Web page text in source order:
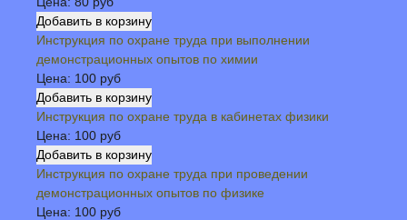
Инструкция по охране труда при выполнении
демонстрационных опытов по химии
Цена: 100 руб
Инструкция по охране труда в кабинетах физики
Цена: 100 руб
Инструкция по охране труда при проведении
демонстрационных опытов по физике
Цена: 100 руб